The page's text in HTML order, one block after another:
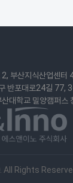
2, 부산지식산업센터
반포대로24길 77,
대학교 밀양캠퍼스
All Rights